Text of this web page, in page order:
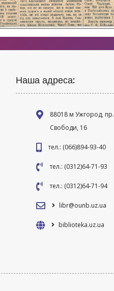
Наша адреса:
88018 м Ужгород, пр.
Свободи, 16
тел.: (066)894-93-40
тел.: (0312)64-71-93
тел.: (0312)64-71-94
libr@ounb.uz.ua
biblioteka.uz.ua